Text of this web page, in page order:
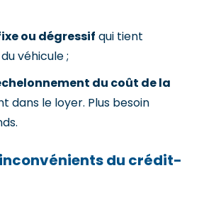
ou dégressif qui tient
véhicule ;
du coût de la
dans le loyer. Plus besoin
du crédit-